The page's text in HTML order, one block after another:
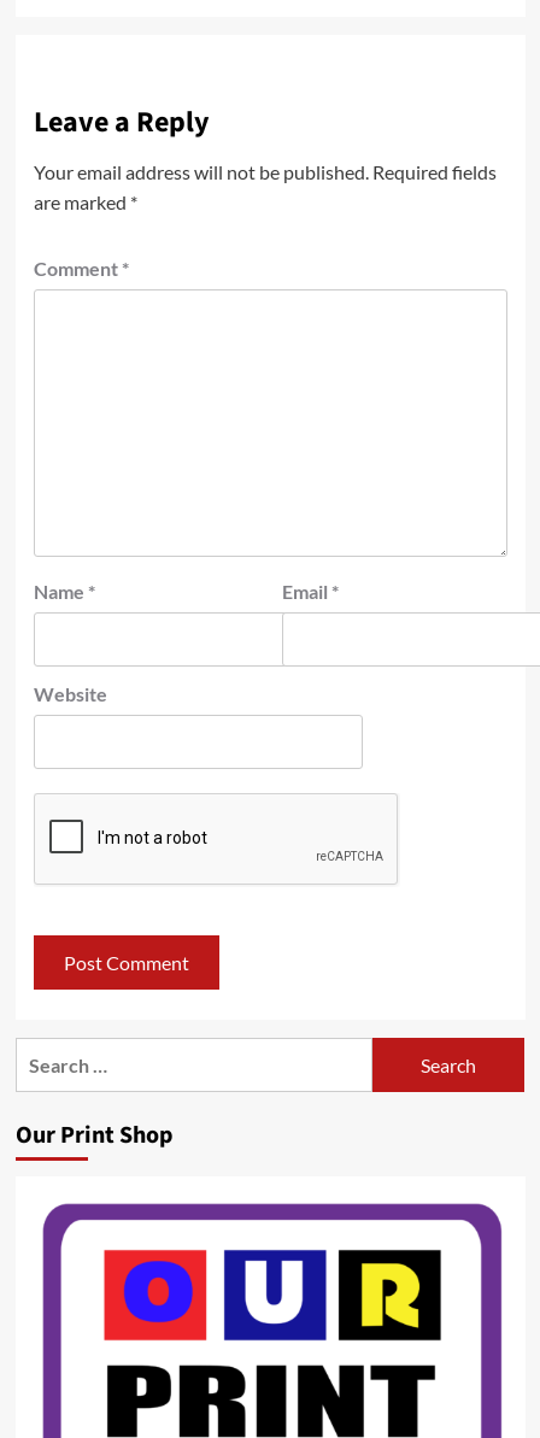
Leave a Reply
Your email address will not be published. Required fields
are marked *
Comment *
Name * Email *
Website
Our Print Shop